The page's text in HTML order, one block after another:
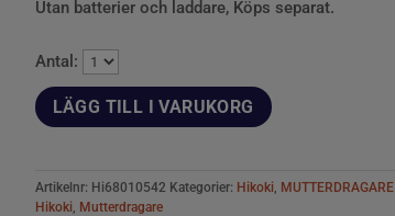
Utan batterier och laddare, Köps separat.
Antal:
LÄGG TILL I VARUKORG
Artikelnr: Hi68010542 Kategorier: Hikoki, MUTTERDRAGARE
Hikoki, Mutterdragare